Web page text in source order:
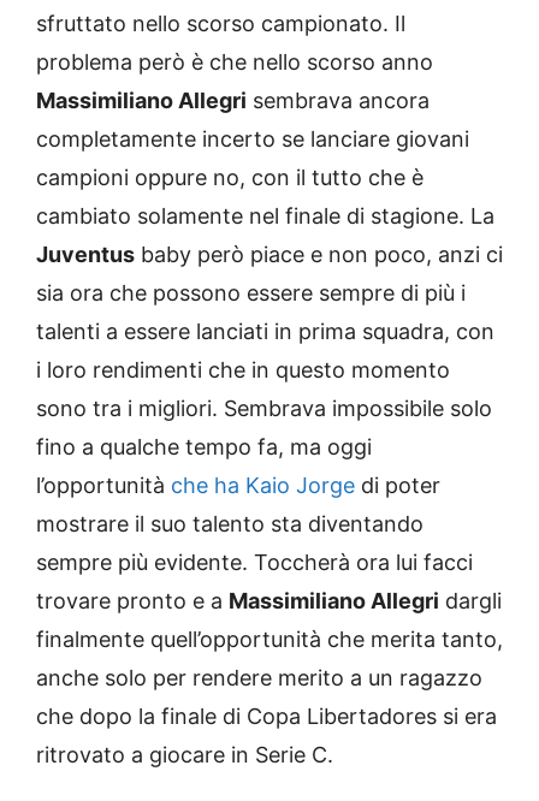
sfruttato nello scorso campionato. Il
problema però è che nello scorso anno
Massimiliano Allegri sembrava ancora
completamente incerto se lanciare giovani
campioni oppure no, con il tutto che è
cambiato solamente nel finale di stagione. La
Juventus baby però piace e non poco, anzi ci
sia ora che possono essere sempre di più i
talenti a essere lanciati in prima squadra, con
i loro rendimenti che in questo momento
sono tra i migliori. Sembrava impossibile solo
fino a qualche tempo fa, ma oggi
l’opportunità che ha Kaio Jorge di poter
mostrare il suo talento sta diventando
sempre più evidente. Toccherà ora lui facci
trovare pronto e a Massimiliano Allegri dargli
finalmente quell’opportunità che merita tanto,
anche solo per rendere merito a un ragazzo
che dopo la finale di Copa Libertadores si era
ritrovato a giocare in Serie C.